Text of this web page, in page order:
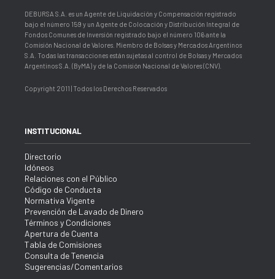
DEBURSA S.A. es un Agente de Liquidación y Compensación registrado
bajo el número 159 y un Agente de Colocación y Distribución Integral de
Fondos Comunes de Inversión registrado bajo el número 106 ante la
Comisión Nacional de Valores. Miembro de Bolsas y Mercados Argentinos
S.A. Todas las transacciones están sujetas al control de Bolsas y Mercados
Argentinos S.A. (ByMA) y de la Comisión Nacional de Valores (CNV).
Copyright 2011 | Todos los Derechos Reservados
INSTITUCIONAL
Directorio
Idóneos
Relaciones con el Público
Código de Conducta
Normativa Vigente
Prevención de Lavado de Dinero
Términos y Condiciones
Apertura de Cuenta
Tabla de Comisiones
Consulta de Tenencia
Sugerencias/Comentarios